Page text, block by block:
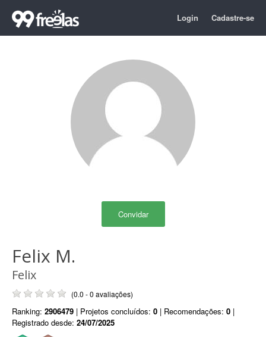
Login Cadastre-se
Convidar
Felix M.
Felix
(0.0 - 0 avaliações)
Ranking: 2906479 | Projetos concluídos: 0 | Recomendações: 0 |
Registrado desde: 24/07/2025